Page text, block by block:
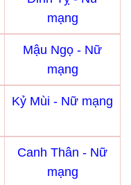
mạng
Mậu Ngọ - Nữ
mạng
Kỷ Mùi - Nữ mạng
Canh Thân - Nữ
mạng